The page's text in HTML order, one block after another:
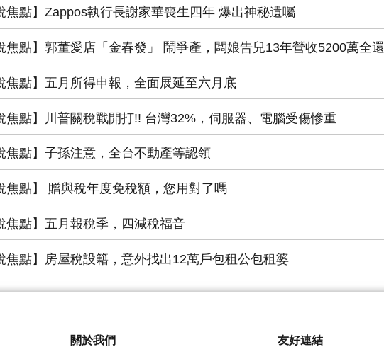
焦點】Zappos執行長謝家華喪生四年 爆出神秘遺囑
焦點】郭董愛店「金春發」 鬧爭產，闆娘告兒13年營收5200萬全還
焦點】五月所得申報，全面展延至六月底
焦點】川普關稅戰開打!! 台灣32%，伺服器、電腦受傷慘重
焦點】子孫注意，全台不動產等認領
焦點】 贈與稅年度免稅額，您用對了嗎
焦點】五月報稅季，四減稅福音
焦點】房屋稅設籍，意外找出12萬戶包租公包租婆
關於我們 友好連結